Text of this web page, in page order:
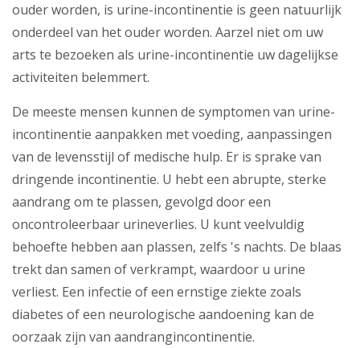
ouder worden, is urine-incontinentie is geen natuurlijk
onderdeel van het ouder worden. Aarzel niet om uw
arts te bezoeken als urine-incontinentie uw dagelijkse
activiteiten belemmert.
De meeste mensen kunnen de symptomen van urine-
incontinentie aanpakken met voeding, aanpassingen
van de levensstijl of medische hulp. Er is sprake van
dringende incontinentie. U hebt een abrupte, sterke
aandrang om te plassen, gevolgd door een
oncontroleerbaar urineverlies. U kunt veelvuldig
behoefte hebben aan plassen, zelfs 's nachts. De blaas
trekt dan samen of verkrampt, waardoor u urine
verliest. Een infectie of een ernstige ziekte zoals
diabetes of een neurologische aandoening kan de
oorzaak zijn van aandrangincontinentie.